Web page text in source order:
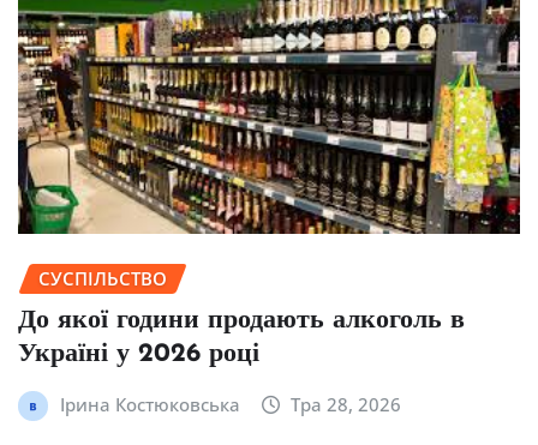
СУСПІЛЬСТВО
До якої години продають алкоголь в
Україні у 2026 році
Ірина Костюковська Тра 28, 2026